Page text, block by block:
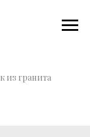
из гранита